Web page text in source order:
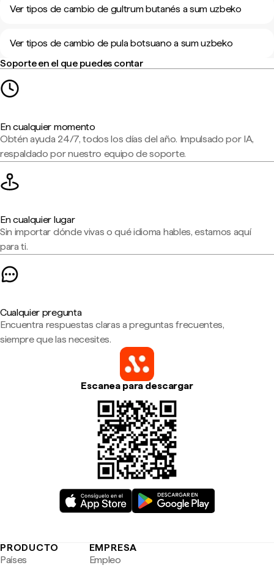
Ver tipos de cambio de gultrum butanés a sum uzbeko
Ver tipos de cambio de pula botsuano a sum uzbeko
Soporte en el que puedes contar
En cualquier momento
Obtén ayuda 24/7, todos los días del año. Impulsado por IA,
respaldado por nuestro equipo de soporte.
En cualquier lugar
Sin importar dónde vivas o qué idioma hables, estamos aquí
para ti.
Cualquier pregunta
Encuentra respuestas claras a preguntas frecuentes,
siempre que las necesites.
Escanea para descargar
PRODUCTO
Países
EMPRESA
Empleo